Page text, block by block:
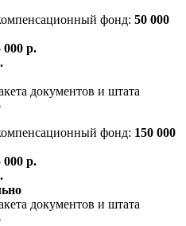
фонд: 50 000
000 р.
документов и штата
фонд: 150 000
000 р.
документов и штата